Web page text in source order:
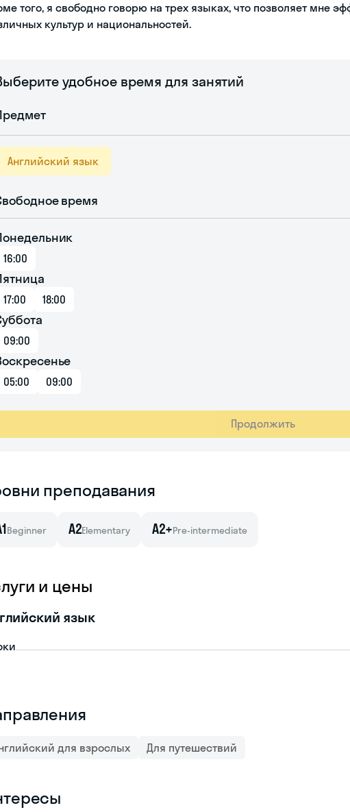
того, я свободно говорю на трех языках, что позволяет мне
культур и национальностей.
удобное время для занятий
Английский язык
время
16:00
17:00 18:00
09:00
05:00 09:00
Продолжить
преподавания
Beginner A2Elementary A2+Pre-intermediate
и цены
язык
для взрослых Для путешествий